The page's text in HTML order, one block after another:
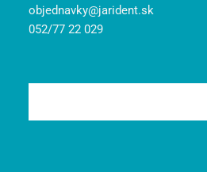
objednavky@jarident.sk
052/77 22 029